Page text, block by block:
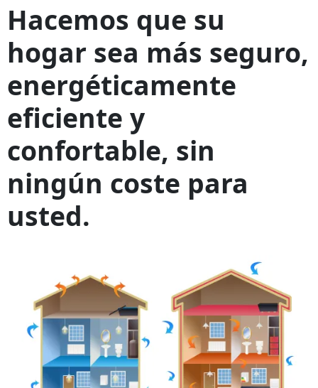
Hacemos que su
hogar sea más seguro,
energéticamente
eficiente y
confortable, sin
ningún coste para
usted.